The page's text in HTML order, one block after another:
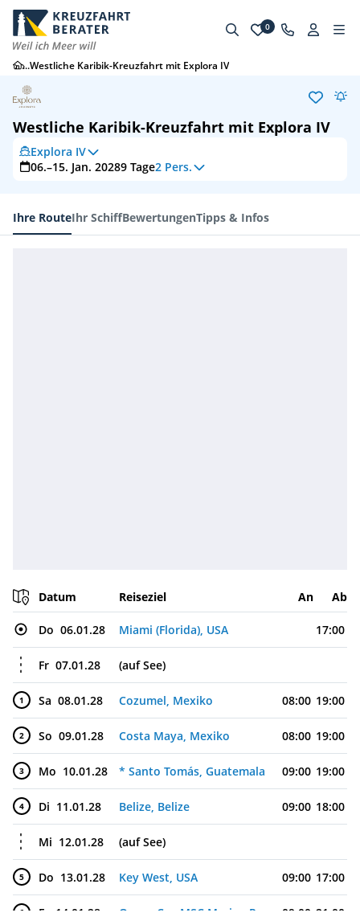
0
...Westliche Karibik-Kreuzfahrt mit Explora IV
Westliche Karibik-Kreuzfahrt mit Explora IV
Explora IV
06.–15. Jan. 20289 Tage2 Pers.
Ihre RouteIhr SchiffBewertungenTipps & Infos
Datum Reiseziel An Ab
Do 06.01.28 Miami (Florida), USA 17:00
Fr 07.01.28 (auf See)
1 Sa 08.01.28 Cozumel, Mexiko 08:00 19:00
2 So 09.01.28 Costa Maya, Mexiko 08:00 19:00
3 Mo 10.01.28 * Santo Tomás, Guatemala 09:00 19:00
4 Di 11.01.28 Belize, Belize 09:00 18:00
Mi 12.01.28 (auf See)
5 Do 13.01.28 Key West, USA 09:00 17:00
6 Fr 14.01.28 09:00 21:00